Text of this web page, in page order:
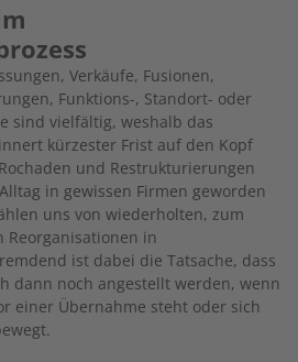
Verkäufe, Fusionen,
Funktions-, Standort- oder
sind vielfältig, weshalb das
kürzester Frist auf den Kopf
und Restrukturierungen
in gewissen Firmen geworden
uns von wiederholten, zum
Reorganisationen in
ist dabei die Tatsache, dass
dann noch angestellt werden, wenn
einer Übernahme steht oder sich